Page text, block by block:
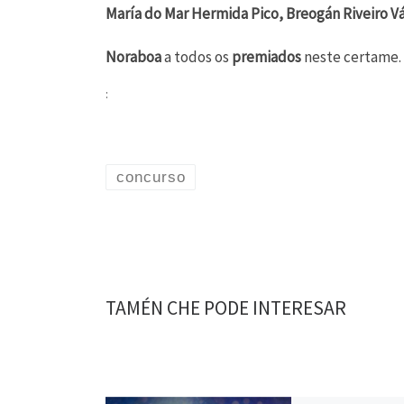
María do Mar Hermida Pico, Breogán Riveiro
Noraboaa todos os premiadosneste certame.
:
concurso
TAMÉN CHE PODE INTERESAR